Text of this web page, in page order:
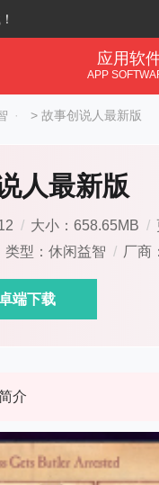
应用软
APP
> 故事创说人最新版
人最新版
/ 大小：658.65MB /
类型：休闲益智 / 厂商
端下载
介